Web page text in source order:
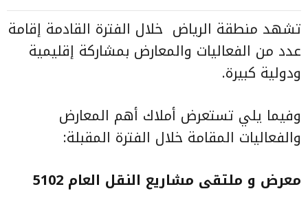
تشهد منطقة الرياض خلال الفترة القادمة إقامة
عدد من الفعاليات والمعارض بمشاركة إقليمية
ودولية كبيرة.
وفيما يلي تستعرض أملاك أهم المعارض
والفعاليات المقامة خلال الفترة المقبلة:
معرض و ملتقى مشاريع النقل العام 5102